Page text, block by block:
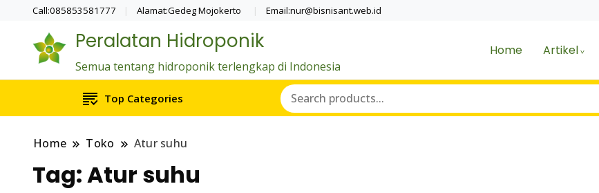
Call:085853581777 Alamat:Gedeg Mojokerto Email:nur@bisnisant.web.id
Peralatan Hidroponik
Semua tentang hidroponik terlengkap di Indonesia
Home Artikel
Top Categories
Home Toko Atur suhu
Tag:Atur suhu